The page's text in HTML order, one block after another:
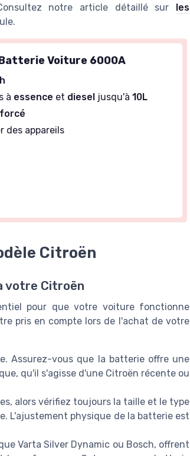
notre article détaillé sur
les
Batterie Voiture 6000A
à essence et diesel jusqu'à10L
des appareils
Citroën
votre Citroën
pour que votre voiture fonctionne
pris en compte lors de l'achat de votre
Assurez-vous que la batterie offre une
qu'il s'agisse d'une Citroën récente ou
alors vérifiez toujours la taille et le type
L'ajustement physique de la batterie est
Varta Silver Dynamic ou Bosch, offrent